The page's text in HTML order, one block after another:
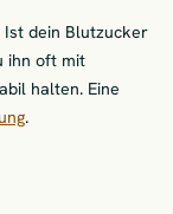
Ist dein Blutzucker
ihn oft mit
halten. Eine
.